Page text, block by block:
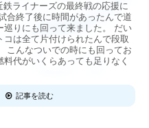
鉄ライナーズの最終戦の応援に
合終了後に時間があったんで道
巡りにも回って来ました。 だい
コは全て片付けられたんで段取
こんなついでの時にも回ってお
代がいくらあっても足りなく
記事を読む